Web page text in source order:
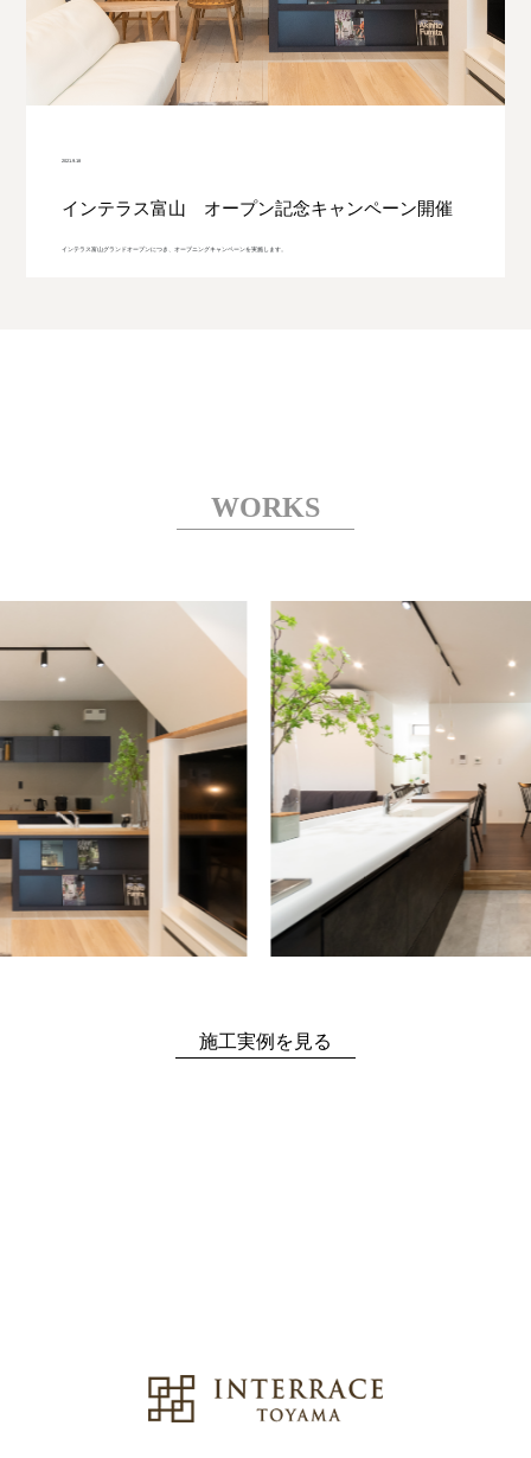
インテラスとは
施工実例
お問い合わせ
2021.9.18
インテラス富山 オープン記念キャンペーン開催
インテラス富山グランドオープンにつき、オープニングキャンペーンを実施します。
WORKS
施工実例を見る